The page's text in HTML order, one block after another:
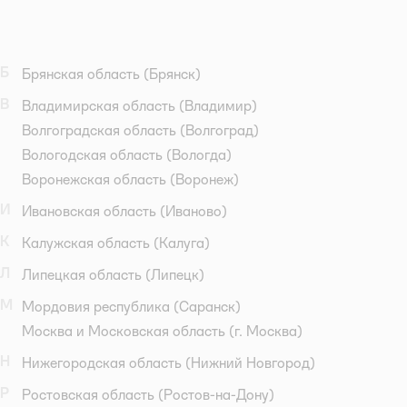
Брянская область (Брянск)
Владимирская область (Владимир)
Волгоградская область (Волгоград)
Вологодская область (Вологда)
Воронежская область (Воронеж)
Ивановская область (Иваново)
Калужская область (Калуга)
Липецкая область (Липецк)
Мордовия республика (Саранск)
Москва и Московская область (г. Москва)
Нижегородская область (Нижний Новгород)
Ростовская область (Ростов-на-Дону)